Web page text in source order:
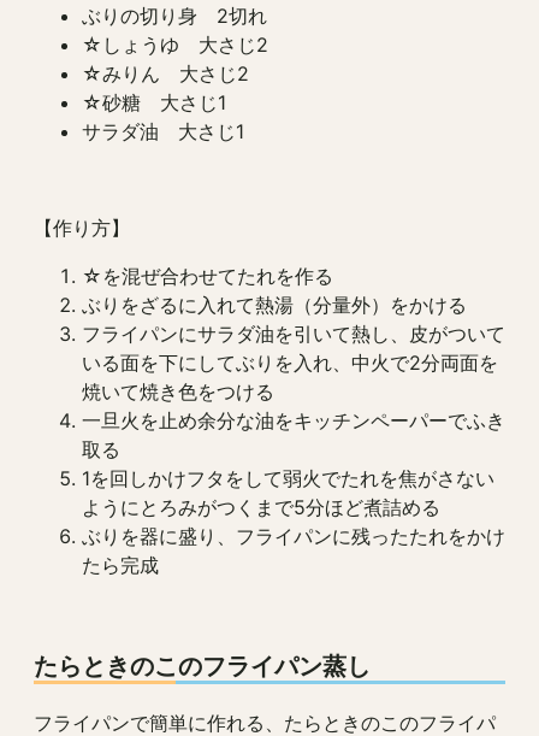
ぶりの切り身 2切れ
☆しょうゆ 大さじ2
☆みりん 大さじ2
☆砂糖 大さじ1
サラダ油 大さじ1
【作り方】
☆を混ぜ合わせてたれを作る
ぶりをざるに入れて熱湯（分量外）をかける
フライパンにサラダ油を引いて熱し、皮がついて
いる面を下にしてぶりを入れ、中火で2分両面を
焼いて焼き色をつける
一旦火を止め余分な油をキッチンペーパーでふき
取る
1を回しかけフタをして弱火でたれを焦がさない
ようにとろみがつくまで5分ほど煮詰める
ぶりを器に盛り、フライパンに残ったたれをかけ
たら完成
たらときのこのフライパン蒸し
フライパンで簡単に作れる、たらときのこのフライパ